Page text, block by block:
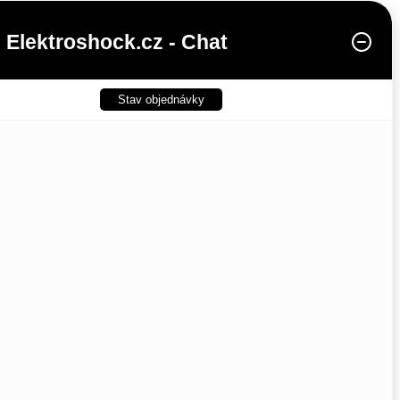
fotoaparát 32 MP
Elektroshock.cz - Chat
Stav objednávky